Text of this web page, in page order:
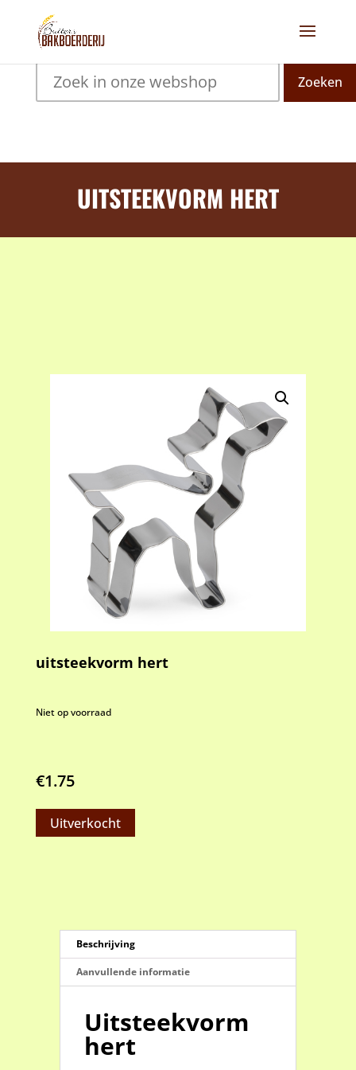
Zoeken
UITSTEEKVORM HERT
uitsteekvorm hert
Niet op voorraad
€1.75
Uitverkocht
Beschrijving
Aanvullende informatie
Uitsteekvorm
hert